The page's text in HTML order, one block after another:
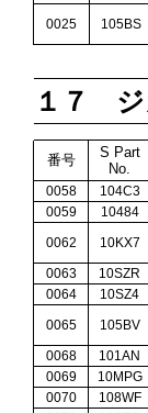
0025
105BS
１７ ジ
番号
S Part
No.
0058 104C3
0059
10484
0062
10KX7
0063
10SZR
0064
10SZ4
0065
105BV
0068
101AN
0069
10MPG
0070
108WF